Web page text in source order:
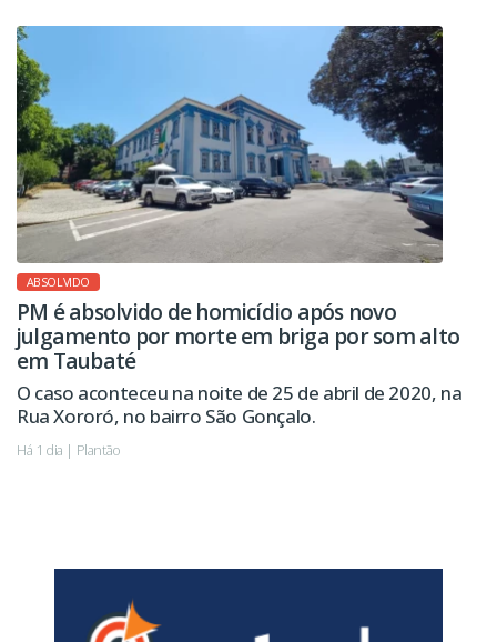
ABSOLVIDO
PM é absolvido de homicídio após novo
julgamento por morte em briga por som alto
em Taubaté
O caso aconteceu na noite de 25 de abril de 2020, na
Rua Xororó, no bairro São Gonçalo.
Há 1 dia | Plantão